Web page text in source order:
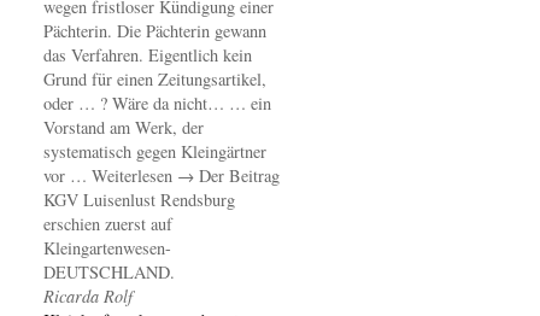
wegen fristloser Kündigung einer
Pächterin. Die Pächterin gewann
das Verfahren. Eigentlich kein
Grund für einen Zeitungsartikel,
oder … ? Wäre da nicht… … ein
Vorstand am Werk, der
systematisch gegen Kleingärtner
vor … Weiterlesen → Der Beitrag
KGV Luisenlust Rendsburg
erschien zuerst auf
Kleingartenwesen-
DEUTSCHLAND.
Ricarda Rolf